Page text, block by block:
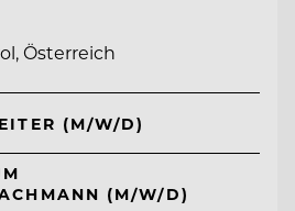
Österreich
(M/W/D)
(M/W/D)